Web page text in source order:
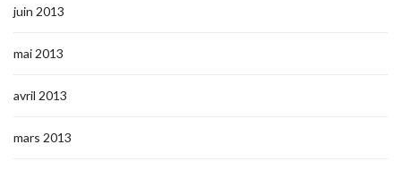
juin 2013
mai 2013
avril 2013
mars 2013